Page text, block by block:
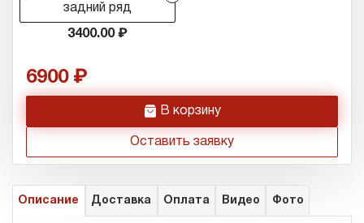
задний ряд
3400.00
6900
h В корзину
Оставить заявку
Описание Доставка Оплата Видео Фото